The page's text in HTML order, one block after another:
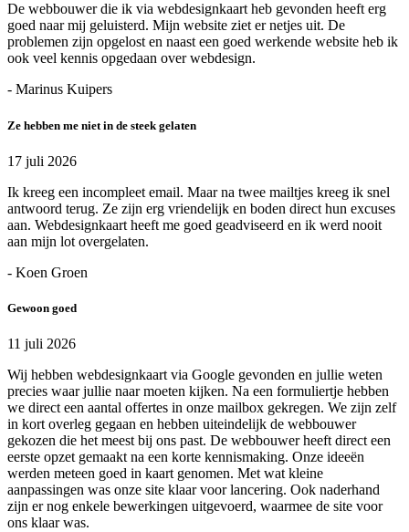
De webbouwer die ik via webdesignkaart heb gevonden heeft erg
goed naar mij geluisterd. Mijn website ziet er netjes uit. De
problemen zijn opgelost en naast een goed werkende website heb ik
ook veel kennis opgedaan over webdesign.
- Marinus Kuipers
Ze hebben me niet in de steek gelaten
17 juli 2026
Ik kreeg een incompleet email. Maar na twee mailtjes kreeg ik snel
antwoord terug. Ze zijn erg vriendelijk en boden direct hun excuses
aan. Webdesignkaart heeft me goed geadviseerd en ik werd nooit
aan mijn lot overgelaten.
- Koen Groen
Gewoon goed
11 juli 2026
Wij hebben webdesignkaart via Google gevonden en jullie weten
precies waar jullie naar moeten kijken. Na een formuliertje hebben
we direct een aantal offertes in onze mailbox gekregen. We zijn zelf
in kort overleg gegaan en hebben uiteindelijk de webbouwer
gekozen die het meest bij ons past. De webbouwer heeft direct een
eerste opzet gemaakt na een korte kennismaking. Onze ideeën
werden meteen goed in kaart genomen. Met wat kleine
aanpassingen was onze site klaar voor lancering. Ook naderhand
zijn er nog enkele bewerkingen uitgevoerd, waarmee de site voor
ons klaar was.